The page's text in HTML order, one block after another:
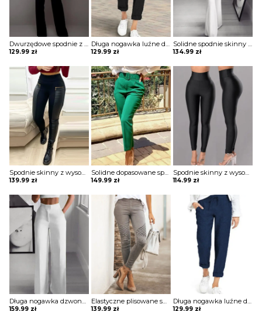
Dwurzędowe spodnie z wysokim stanem i szerokimi nogawkami szorty Csenge
129.99 zł
Długa nogawka luźne dresowe wiązane jednolite wygodne ściągacz casual spodnie Darcie
129.99 zł
Solidne spodnie skinny z wysokim stanem szorty Katha
134.99 zł
Spodnie skinny z wysokim stanem i zamkiem błyskawicznym ze skóry pu Aubry
139.99 zł
Solidne dopasowane spodnie z kieszeniami Thordis
149.99 zł
Spodnie skinny z wysokim stanem Meltem
114.99 zł
Długa nogawka dzwony szerokie luźne jednolite wysoki stan bez wzoru pas eleganckie casual spodnie Golda
159.99 zł
Elastyczne plisowane spodnie zapinane na suwak szorty Belicia
139.99 zł
Długa nogawka luźne dresowe wiązane jednolite wygodne ściągacz casual spodnie Darcie
129.99 zł